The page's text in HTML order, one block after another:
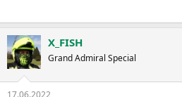
X_FISH
Grand Admiral Special
17.06.2022